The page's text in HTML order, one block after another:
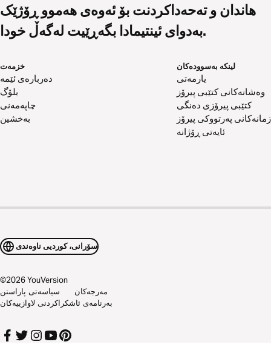
هاندان و تەحەداکردنت بۆ ئەوەی هەموو ڕۆژێک
بەدوای ئینتیمادا بگەڕێیت لەگەڵ خودا.
خزمەت
دەربارەی ئێمە
بلۆگ
چاپەمەنی
بەخشین
لینکە بەسوودەکان
یارمەتی
وەشانەکانی کتێبی پیرۆز
کتێبی پیرۆزی دەنگی
زمانەکانی پەرتووکی پیرۆز
ئایەتی ڕۆژانە
سۆرانی، کوردیی ناوەندی
©2026YouVersion
سیاسەتی پاراستن
مەرجەکان
بەرنامەی ئاشکراکردنی لاوازییەکان